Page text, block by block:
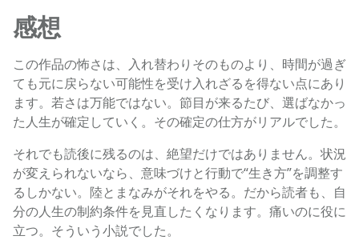
感想
この作品の怖さは、入れ替わりそのものより、時間が過ぎ
ても元に戻らない可能性を受け入れざるを得ない点にあり
ます。若さは万能ではない。節目が来るたび、選ばなかっ
た人生が確定していく。その確定の仕方がリアルでした。
それでも読後に残るのは、絶望だけではありません。状況
が変えられないなら、意味づけと行動で“生き方”を調整す
るしかない。陸とまなみがそれをやる。だから読者も、自
分の人生の制約条件を見直したくなります。痛いのに役に
立つ。そういう小説でした。